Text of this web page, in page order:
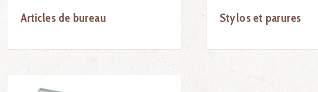
Articles de bureau Stylos et parures